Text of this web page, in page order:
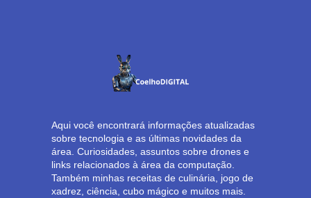
Aqui você encontrará informações atualizadas
sobre tecnologia e as últimas novidades da
área. Curiosidades, assuntos sobre drones e
links relacionados à área da computação.
Também minhas receitas de culinária, jogo de
xadrez, ciência, cubo mágico e muitos mais.